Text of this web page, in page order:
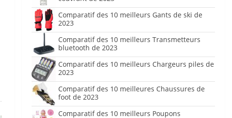
Comparatif des 10 meilleurs Gants de ski de
2023
Comparatif des 10 meilleurs Transmetteurs
bluetooth de 2023
Comparatif des 10 meilleurs Chargeurs piles de
2023
Comparatif des 10 meilleures Chaussures de
foot de 2023
Comparatif des 10 meilleurs Poupons